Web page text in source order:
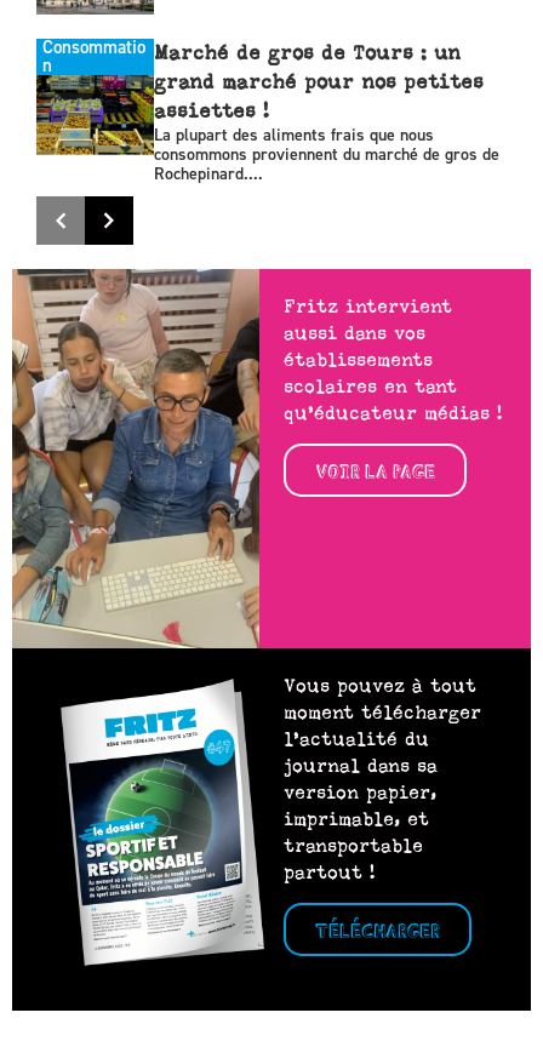
Consommatio
n
Marché de gros de Tours : un
grand marché pour nos petites
assiettes !
La plupart des aliments frais que nous
consommons proviennent du marché de gros de
Rochepinard....
Fritz intervient
aussi dans vos
établissements
scolaires en tant
qu’éducateur médias !
VOIR LA PAGE
Vous pouvez à tout
moment télécharger
l’actualité du
journal dans sa
version papier,
imprimable, et
transportable
partout !
TÉLÉCHARGER